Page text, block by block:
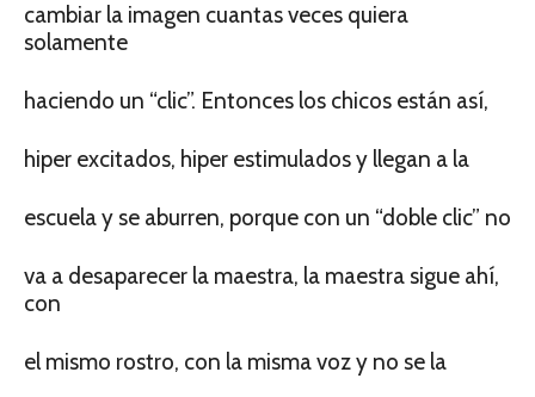
cambiar la imagen cuantas veces quiera
solamente
haciendo un “clic”. Entonces los chicos están así,
hiper excitados, hiper estimulados y llegan a la
escuela y se aburren, porque con un “doble clic” no
va a desaparecer la maestra, la maestra sigue ahí,
con
el mismo rostro, con la misma voz y no se la